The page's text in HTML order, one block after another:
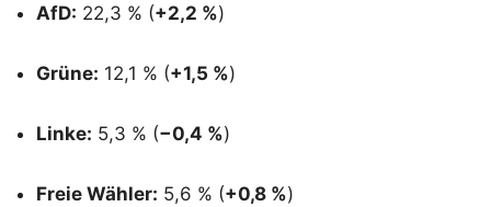
AfD: 22,3 % (+2,2 %)
Grüne: 12,1 % (+1,5 %)
Linke: 5,3 % (−0,4 %)
Freie Wähler: 5,6 % (+0,8 %)